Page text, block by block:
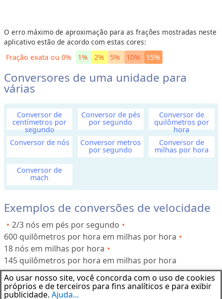
V
l
u
e
M
s
s
a
o
u
P
e
s
o
)
O erro máximo de aproximação para as frações mostradas neste
aplicativo estão de acordo com estas cores:
Fração exata ou 0%
1% 2% 5% 10% 15%
Conversores de uma unidade para
várias
Conversor de
centímetros por
segundo
Conversor de pés
por segundo
Conversor de
quilômetros por
hora
Conversor de nós
Conversor metros
por segundo
Conversor de
milhas por hora
Conversor de
mach
Exemplos de conversões de velocidade
2/3 nós em pés por segundo
600 quilômetros por hora em milhas por hora
18 nós em milhas por hora
145 quilômetros por hora em milhas por hora
Aviso Legal
Este software de aplicação foi desenvolvido apenas para fins
Ao usar nosso site, você concorda com o uso de cookies
próprios e de terceiros para fins analíticos e para exibir
publicidade. Ajuda...